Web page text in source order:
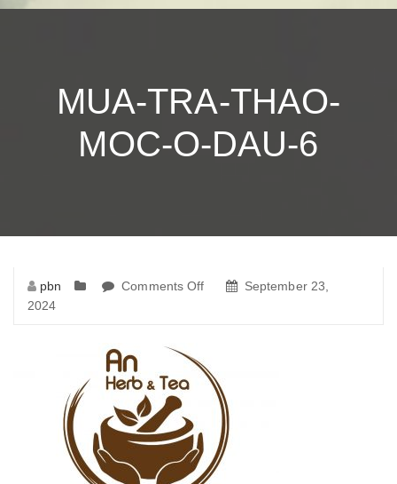
MUA-TRA-THAO-
MOC-O-DAU-6
pbn Comments Off
moc-
o-
dau-
September 23,
2024